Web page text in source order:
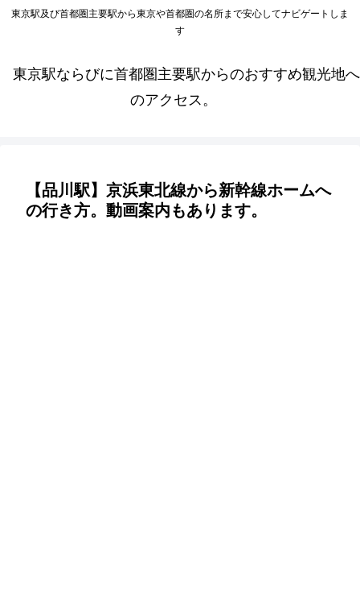
東京駅及び首都圏主要駅から東京や首都圏の名所まで安心してナビゲートしま
す
東京駅ならびに首都圏主要駅からのおすすめ観光地へ
のアクセス。
【品川駅】京浜東北線から新幹線ホームへ
の行き方。動画案内もあります。